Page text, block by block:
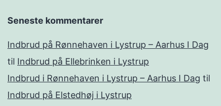
Seneste kommentarer
Indbrud på Rønnehaven i Lystrup – Aarhus I Dag
til Indbrud på Ellebrinken i Lystrup
Indbrud i Rønnehaven i Lystrup – Aarhus I Dag til
Indbrud på Elstedhøj i Lystrup